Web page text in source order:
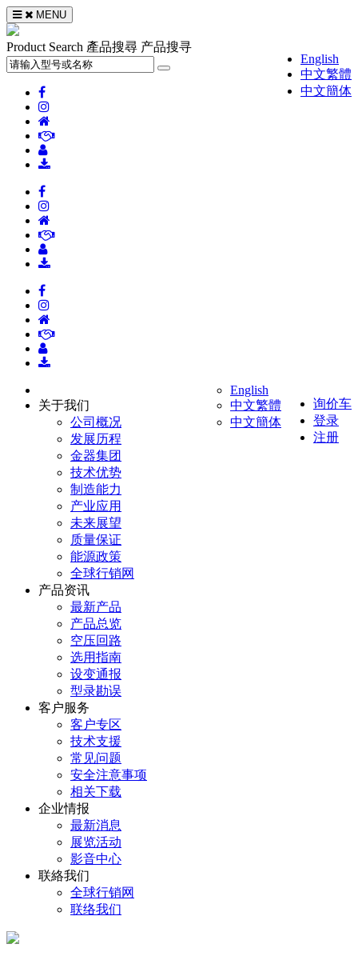
MENU
English
中文繁體
中文簡体
Product Search 產品搜尋 产品搜寻
询价车
登录
注册
English
中文繁體
中文簡体
关于我们
公司概况
发展历程
金器集团
技术优势
制造能力
产业应用
未来展望
质量保证
能源政策
全球行销网
产品资讯
最新产品
产品总览
空压回路
选用指南
设变通报
型录勘误
客户服务
客户专区
技术支援
常见问题
安全注意事项
相关下载
企业情报
最新消息
展览活动
影音中心
联絡我们
全球行销网
联络我们